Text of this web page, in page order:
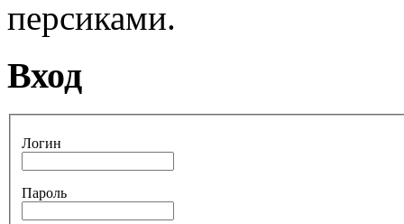
персиками.
Вход
Логин
Пароль